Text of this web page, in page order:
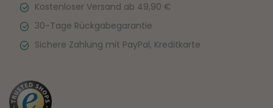
Kostenloser Versand ab 49,90 €
30-Tage Rückgabegarantie
Sichere Zahlung mit PayPal, Kreditkarte